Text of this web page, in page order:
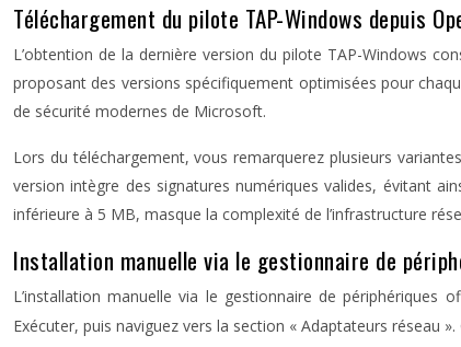
Téléchargement du pilote TAP-Windows depuis
L’obtention de la dernière version du pilote TAP-Windows
proposant des versions spécifiquement optimisées pour
de sécurité modernes de Microsoft.
Lors du téléchargement, vous remarquerez plusieurs
version intègre des signatures numériques valides, évitant
inférieure à 5 MB, masque la complexité de l’infrastructure
Installation manuelle via le gestionnaire de
L’installation manuelle via le gestionnaire de
Exécuter, puis naviguez vers la section « Adaptateurs réseau